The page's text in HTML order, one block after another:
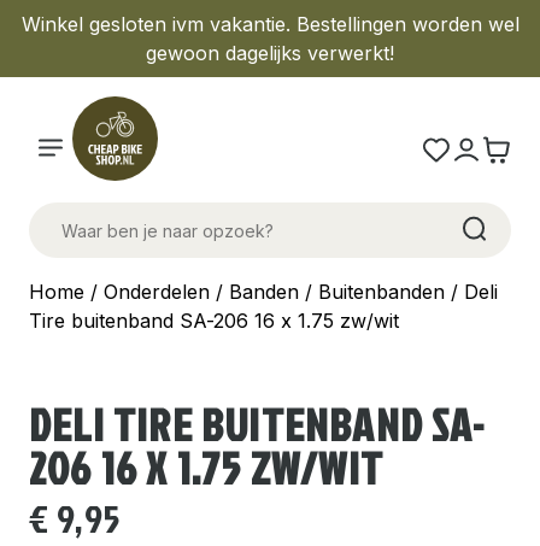
Winkel gesloten ivm vakantie. Bestellingen worden wel
gewoon dagelijks verwerkt!
Home / Onderdelen / Banden / Buitenbanden / Deli
Tire buitenband SA-206 16 x 1.75 zw/wit
DELI TIRE BUITENBAND SA-
206 16 X 1.75 ZW/WIT
€ 9,95